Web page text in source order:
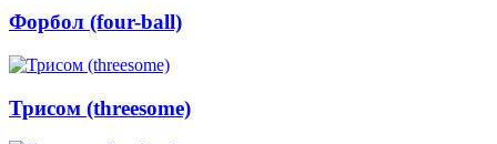
Форбол (four-ball)
Трисом (threesome)